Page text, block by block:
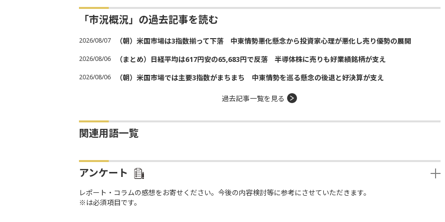
「市況概況」の過去記事を読む
2026/08/07 （朝）米国市場は3指数揃って下落 中東情勢悪化懸念から投資家心理が悪化し売り優勢の展開
2026/08/06 （まとめ）日経平均は617円安の65,683円で反落 半導体株に売りも好業績銘柄が支え
2026/08/06 （朝）米国市場では主要3指数がまちまち 中東情勢を巡る懸念の後退と好決算が支え
過去記事一覧を見る
関連用語一覧
アンケート
レポート・コラムの感想をお寄せください。今後の内容検討等に参考にさせていただきます。
※は必須項目です。